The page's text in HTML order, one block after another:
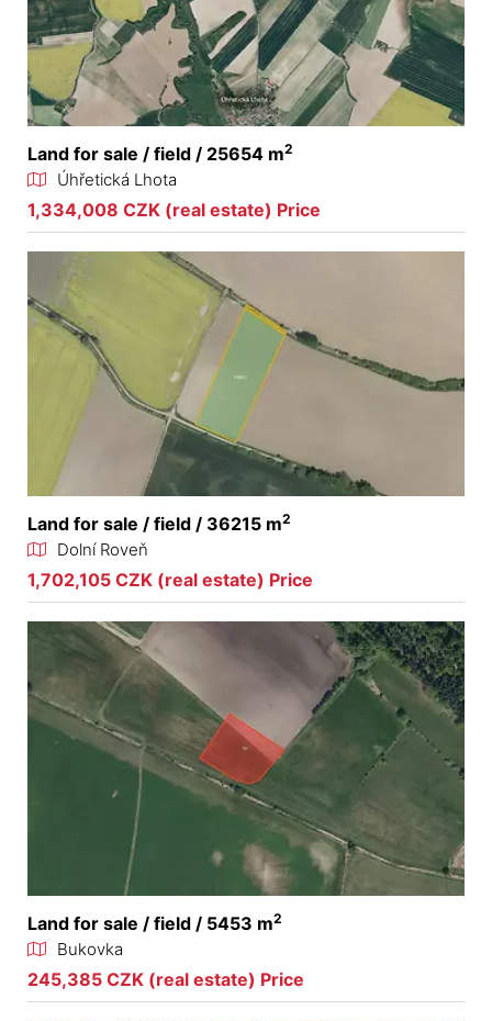
Land for sale / field / 25654 m2
Úhřetická Lhota
1,334,008 CZK (real estate) Price
Land for sale / field / 36215 m2
Dolní Roveň
1,702,105 CZK (real estate) Price
Land for sale / field / 5453 m2
Bukovka
245,385 CZK (real estate) Price